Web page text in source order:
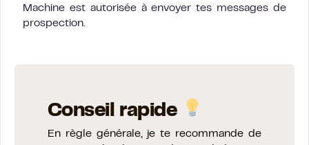
Machine est autorisée à envoyer tes messages de
prospection.
Conseil rapide
En règle générale, je te recommande de